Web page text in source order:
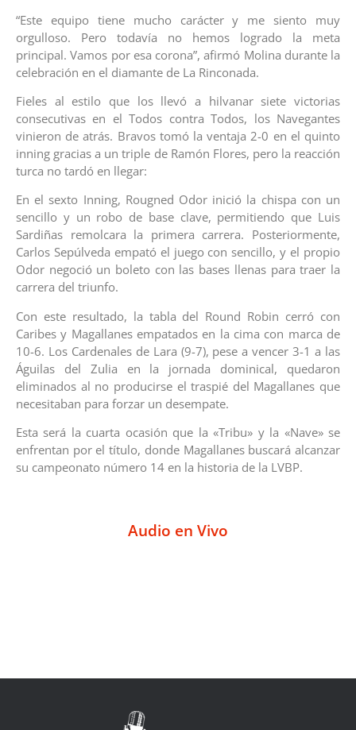
“Este equipo tiene mucho carácter y me siento muy
orgulloso. Pero todavía no hemos logrado la meta
principal. Vamos por esa corona”, afirmó Molina durante la
celebración en el diamante de La Rinconada.
Fieles al estilo que los llevó a hilvanar siete victorias
consecutivas en el Todos contra Todos, los Navegantes
vinieron de atrás. Bravos tomó la ventaja 2-0 en el quinto
inning gracias a un triple de Ramón Flores, pero la reacción
turca no tardó en llegar:
En el sexto Inning, Rougned Odor inició la chispa con un
sencillo y un robo de base clave, permitiendo que Luis
Sardiñas remolcara la primera carrera. Posteriormente,
Carlos Sepúlveda empató el juego con sencillo, y el propio
Odor negoció un boleto con las bases llenas para traer la
carrera del triunfo.
Con este resultado, la tabla del Round Robin cerró con
Caribes y Magallanes empatados en la cima con marca de
10-6. Los Cardenales de Lara (9-7), pese a vencer 3-1 a las
Águilas del Zulia en la jornada dominical, quedaron
eliminados al no producirse el traspié del Magallanes que
necesitaban para forzar un desempate.
Esta será la cuarta ocasión que la «Tribu» y la «Nave» se
enfrentan por el título, donde Magallanes buscará alcanzar
su campeonato número 14 en la historia de la LVBP.
Audio en Vivo